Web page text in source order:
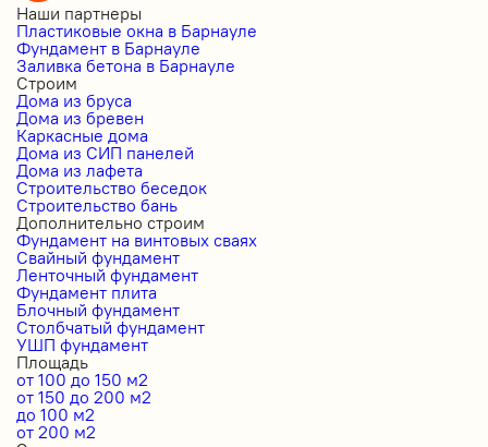
Наши партнеры
Пластиковые окна в Барнауле
Фундамент в Барнауле
Заливка бетона в Барнауле
Строим
Дома из бруса
Дома из бревен
Каркасные дома
Дома из СИП панелей
Дома из лафета
Строительство беседок
Строительство бань
Дополнительно строим
Фундамент на винтовых сваях
Свайный фундамент
Ленточный фундамент
Фундамент плита
Блочный фундамент
Столбчатый фундамент
УШП фундамент
Площадь
от 100 до 150 м2
от 150 до 200 м2
до 100 м2
от 200 м2